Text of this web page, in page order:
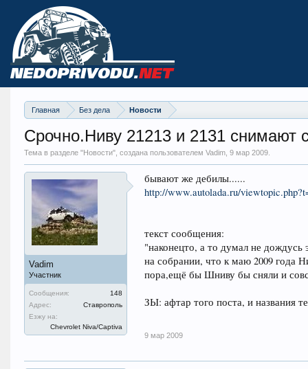
Главная Без дела Новости
Срочно.Ниву 21213 и 2131 снимают
Тема в разделе "Новости", создана пользователем Vadim, 9 мар 2009.
Vadim
Участник
Сообщения:
148
Адрес:
Ставрополь
Езжу на:
Chevrolet Niva/Captiva
бывают же дебилы......
http://www.autolada.ru/
текст сообщения:
"наконецто, а то думал не
на собрании, что к маю 2009 года
пора,ещё бы Шниву бы сняли и
ЗЫ: афтар того поста, и названия
9 мар 2009